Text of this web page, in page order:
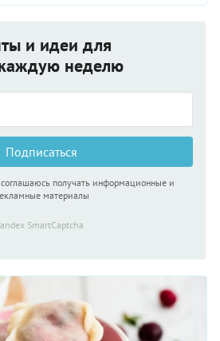
и идеи для
неделю
Подписаться
получать информационные и
материалы
SmartCaptcha